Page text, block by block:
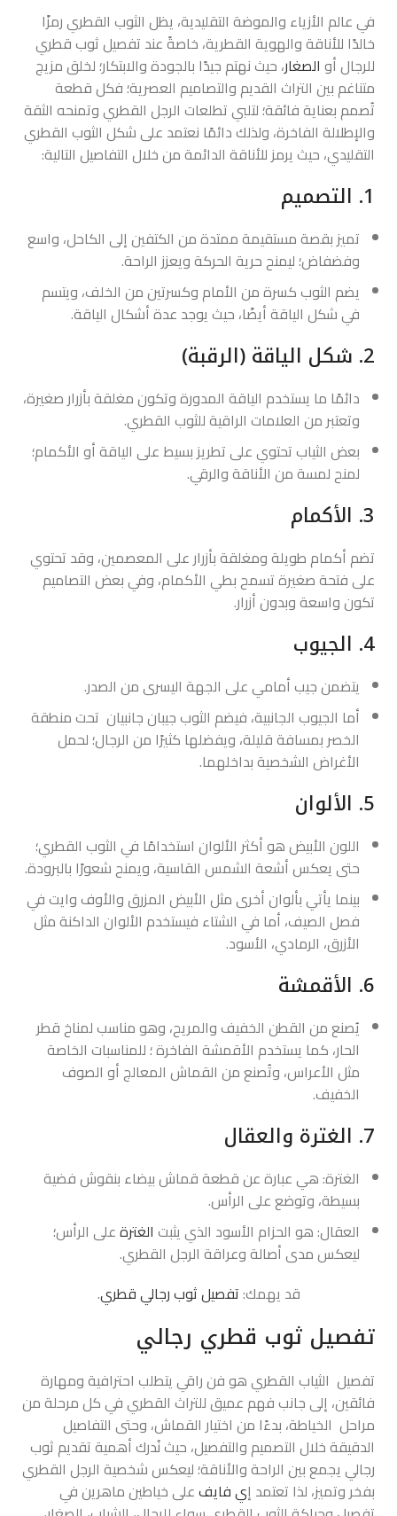
في عالم الأزياء والموضة التقليدية، يظل الثوب القطري رمزًا
خالدًا للأناقة والهوية القطرية، خاصةً عند تفصيل ثوب قطري
للرجال أو الصغار، حيث نهتم جيدًا بالجودة والابتكار؛ لخلق مزيج
متناغم بين التراث القديم والتصاميم العصرية؛ فكل قطعة
تُصمم بعناية فائقة؛ لتلبي تطلعات الرجل القطري وتمنحه الثقة
والإطلالة الفاخرة، ولذلك دائمًا نعتمد على شكل الثوب القطري
التقليدي، حيث يرمز للأناقة الدائمة من خلال التفاصيل التالية:
1. التصميم
تميز بقصة مستقيمة ممتدة من الكتفين إلى الكاحل، واسع
وفضفاض؛ ليمنح حرية الحركة ويعزز الراحة.
يضم الثوب كسرة من الأمام وكسرتين من الخلف، ويتسم
في شكل الياقة أيضًا، حيث يوجد عدة أشكال الياقة.
2. شكل الياقة (الرقبة)
دائمًا ما يستخدم الياقة المدورة وتكون مغلقة بأزرار صغيرة،
وتعتبر من العلامات الراقية للثوب القطري.
بعض الثياب تحتوي على تطريز بسيط على الياقة أو الأكمام؛
لمنح لمسة من الأناقة والرقي.
3. الأكمام
تضم أكمام طويلة ومغلقة بأزرار على المعصمين، وقد تحتوي
على فتحة صغيرة تسمح بطي الأكمام، وفي بعض التصاميم
تكون واسعة وبدون أزرار.
4. الجيوب
يتضمن جيب أمامي على الجهة اليسرى من الصدر.
أما الجيوب الجانبية، فيضم الثوب جيبان جانبيان تحت منطقة
الخصر بمسافة قليلة، ويفضلها كثيرًا من الرجال؛ لحمل
الأغراض الشخصية بداخلهما.
5. الألوان
اللون الأبيض هو أكثر الألوان استخدامًا في الثوب القطري؛
حتى يعكس أشعة الشمس القاسية، ويمنح شعورًا بالبرودة.
بينما يأتي بألوان أخرى مثل الأبيض المزرق والأوف وايت في
فصل الصيف، أما في الشتاء فيستخدم الألوان الداكنة مثل
الأزرق، الرمادي، الأسود.
6. الأقمشة
يُصنع من القطن الخفيف والمريح، وهو مناسب لمناخ قطر
الحار، كما يستخدم الأقمشة الفاخرة ؛ للمناسبات الخاصة
مثل الأعراس، وتُصنع من القماش المعالج أو الصوف
الخفيف.
7. الغترة والعقال
الغترة: هي عبارة عن قطعة قماش بيضاء بنقوش فضية
بسيطة، وتوضع على الرأس.
العقال: هو الحزام الأسود الذي يثبت الغترةعلى الرأس؛
ليعكس مدى أصالة وعراقة الرجل القطري.
قد يهمك:تفصيل ثوب رجالي قطري.
تفصيل ثوب قطري رجالي
تفصيل الثياب القطري هو فن راقي يتطلب احترافية ومهارة
فائقين، إلى جانب فهم عميق للتراث القطري في كل مرحلة من
مراحل الخياطة، بدءًا من اختيار القماش، وحتى التفاصيل
الدقيقة خلال التصميم والتفصيل، حيث نُدرك أهمية تقديم ثوب
رجالي يجمع بين الراحة والأناقة؛ ليعكس شخصية الرجل القطري
بفخر وتميز، لذا تعتمد إي فايفعلى خياطين ماهرين في